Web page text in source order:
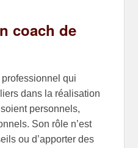
coach de
professionnel qui
dans la réalisation
personnels,
Son rôle n’est
ou d’apporter des